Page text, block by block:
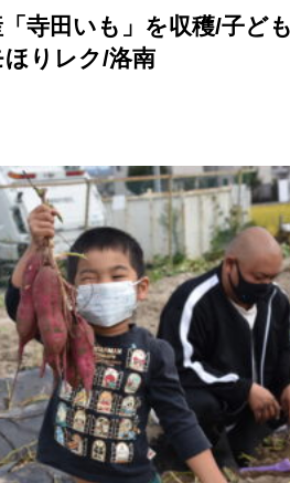
寺田いも」を収穫/子ど
りレク/洛南